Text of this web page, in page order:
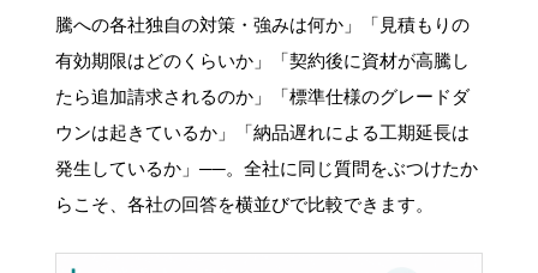
騰への各社独自の対策・強みは何か」「見積もりの
有効期限はどのくらいか」「契約後に資材が高騰し
たら追加請求されるのか」「標準仕様のグレードダ
ウンは起きているか」「納品遅れによる工期延長は
発生しているか」──。全社に同じ質問をぶつけたか
らこそ、各社の回答を横並びで比較できます。